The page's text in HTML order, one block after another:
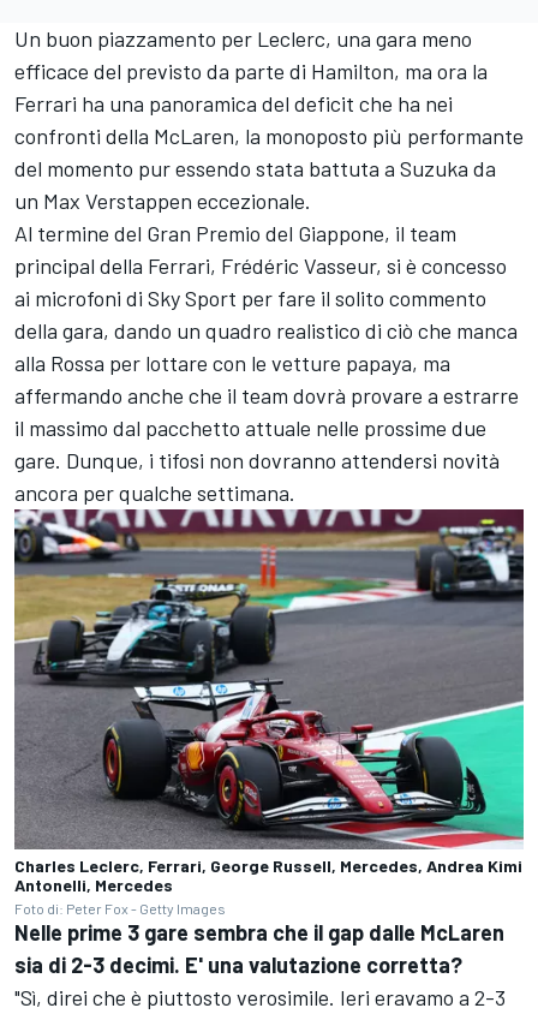
Un buon piazzamento per Leclerc, una gara meno
efficace del previsto da parte di Hamilton, ma ora la
Ferrari ha una panoramica del deficit che ha nei
confronti della McLaren, la monoposto più performante
del momento pur essendo stata battuta a Suzuka da
un Max Verstappen eccezionale.
Al termine del Gran Premio del Giappone, il team
principal della Ferrari, Frédéric Vasseur, si è concesso
ai microfoni di Sky Sport per fare il solito commento
della gara, dando un quadro realistico di ciò che manca
alla Rossa per lottare con le vetture papaya, ma
affermando anche che il team dovrà provare a estrarre
il massimo dal pacchetto attuale nelle prossime due
gare. Dunque, i tifosi non dovranno attendersi novità
ancora per qualche settimana.
Charles Leclerc, Ferrari, George Russell, Mercedes, Andrea Kimi
Antonelli, Mercedes
Foto di: Peter Fox - Getty Images
Nelle prime 3 gare sembra che il gap dalle McLaren
sia di 2-3 decimi. E' una valutazione corretta?
"Sì, direi che è piuttosto verosimile. Ieri eravamo a 2-3